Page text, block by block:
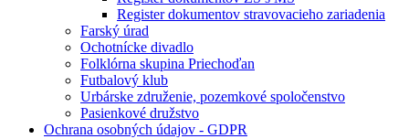
Register dokumentov stravovacieho zariadenia
Farský úrad
Ochotnícke divadlo
Folklórna skupina Priechoďan
Futbalový klub
Urbárske združenie, pozemkové spoločenstvo
Pasienkové družstvo
Ochrana osobných údajov - GDPR